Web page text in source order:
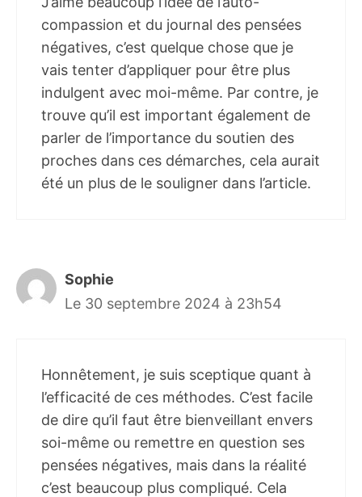
compassion et du journal des pensées
négatives, c’est quelque chose que je
vais tenter d’appliquer pour être plus
indulgent avec moi-même. Par contre, je
trouve qu’il est important également de
parler de l’importance du soutien des
proches dans ces démarches, cela aurait
été un plus de le souligner dans l’article.
Sophie
Le 30 septembre 2024 à 23h54
Honnêtement, je suis sceptique quant à
l’efficacité de ces méthodes. C’est facile
de dire qu’il faut être bienveillant envers
soi-même ou remettre en question ses
pensées négatives, mais dans la réalité
c’est beaucoup plus compliqué. Cela